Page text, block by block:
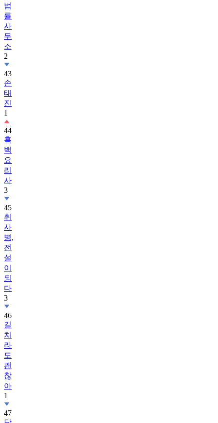
법
률
사
무
소
2
43
손
태
진
1
44
흑
백
요
리
사
3
45
취
사
병,
전
설
이
되
다
3
46
길
치
라
도
괜
찮
아
1
47